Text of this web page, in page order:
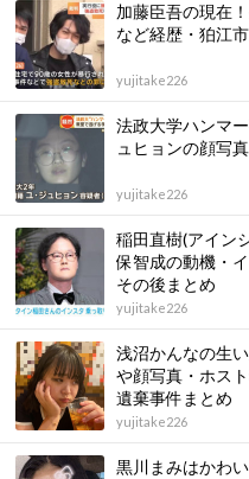
加藤臣吾の現在
など経歴・狛江
yujitake226
法政大学ハンマ
ュヒョンの顔写
yujitake226
稲田直樹(アイン
保智成の動機・
その後まとめ
yujitake226
浅沼かんなの生
や顔写真・ホス
遺棄事件まとめ
yujitake226
黒川まみはかわ